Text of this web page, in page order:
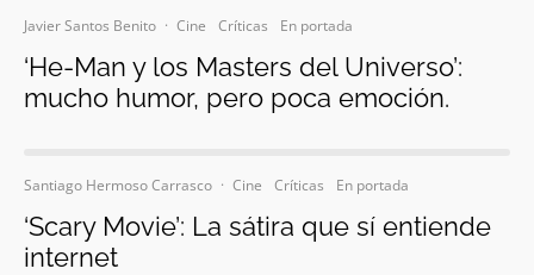
Javier Santos Benito · Cine Críticas En portada
‘He-Man y los Masters del Universo’:
mucho humor, pero poca emoción.
Santiago Hermoso Carrasco · Cine Críticas En portada
‘Scary Movie’: La sátira que sí entiende
internet